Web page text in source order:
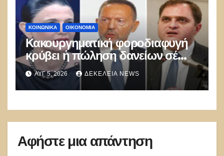
ΚΟΙΝΩΝΙΚΑ ΟΙΚΟΝΟΜΙΑ
Κακουργηματική φοροδιαφυγή
κρύβει ἡ πώληση δανείων σέ
funds
ΑΥΓ 5, 2026 ΔΕΚΈΛΕΙΑ NEWS
Αφήστε μια απάντηση